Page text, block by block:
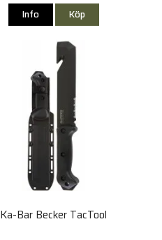
Info Köp
Ka-Bar Becker TacTool